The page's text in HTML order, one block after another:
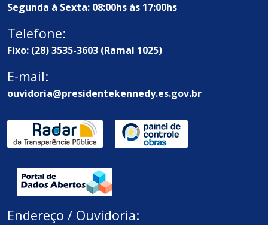
Segunda à Sexta: 08:00hs às 17:00hs
Telefone:
Fixo: (28) 3535-3603 (Ramal 1025)
E-mail:
ouvidoria@presidentekennedy.es.gov.br
Endereço / Ouvidoria: